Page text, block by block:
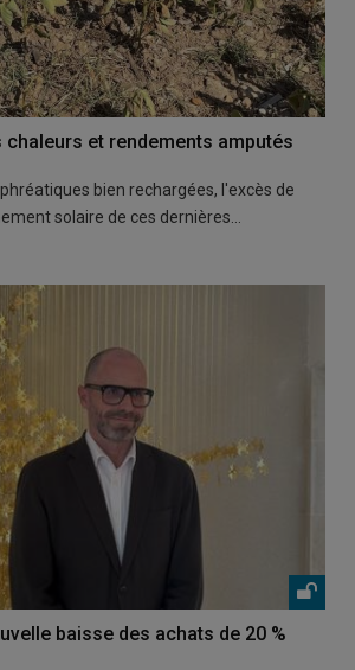
et rendements amputés
bien rechargées, l'excès de
solaire de ces dernières…
baisse des achats de 20 %